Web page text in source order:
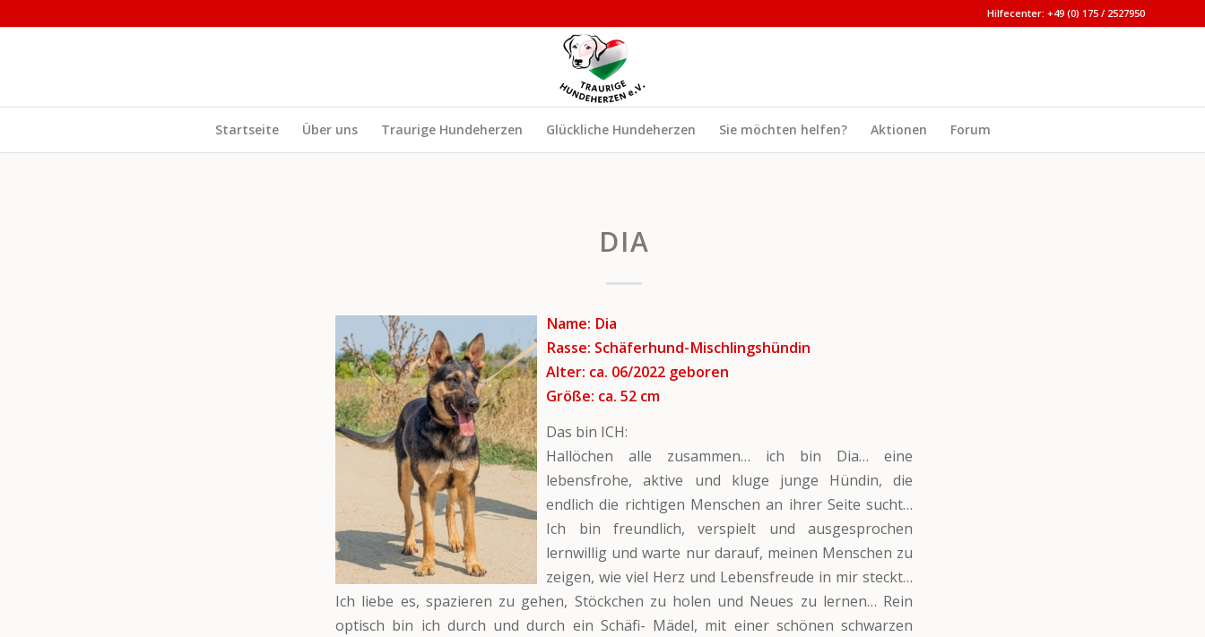
Hilfecenter: +49 (0) 175 / 2527950
Startseite Über uns Traurige Hundeherzen Glückliche Hundeherzen Sie möchten helfen? Aktionen Forum
DIA
Name: Dia
Rasse: Schäferhund-Mischlingshündin
Alter: ca. 06/2022 geboren
Größe: ca. 52 cm
Das bin ICH:
Hallöchen alle zusammen… ich bin Dia… eine
lebensfrohe, aktive und kluge junge Hündin, die
endlich die richtigen Menschen an ihrer Seite sucht…
Ich bin freundlich, verspielt und ausgesprochen
lernwillig und warte nur darauf, meinen Menschen zu
zeigen, wie viel Herz und Lebensfreude in mir steckt…
Ich liebe es, spazieren zu gehen, Stöckchen zu holen und Neues zu lernen… Rein
optisch bin ich durch und durch ein Schäfi- Mädel, mit einer schönen schwarzen